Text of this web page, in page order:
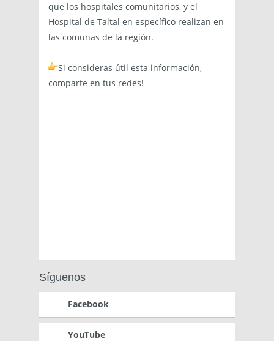
que los hospitales comunitarios, y el
Hospital de Taltal en específico realizan en
las comunas de la región.
Si consideras útil esta información,
comparte en tus redes!
Síguenos
Facebook
YouTube